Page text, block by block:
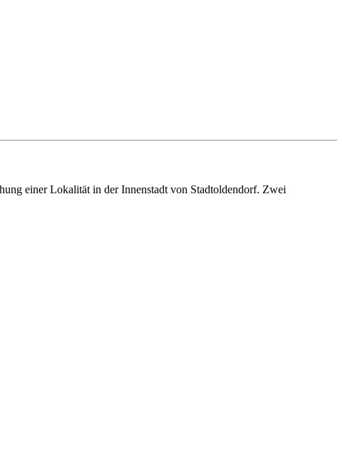
einer Lokalität in der Innenstadt von Stadtoldendorf. Zwei